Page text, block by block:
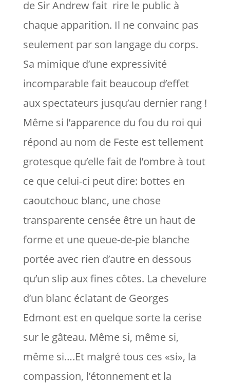
de Sir Andrew fait rire le public à
chaque apparition. Il ne convainc pas
seulement par son langage du corps.
Sa mimique d’une expressivité
incomparable fait beaucoup d’effet
aux spectateurs jusqu’au dernier rang !
Même si l’apparence du fou du roi qui
répond au nom de Feste est tellement
grotesque qu’elle fait de l’ombre à tout
ce que celui-ci peut dire: bottes en
caoutchouc blanc, une chose
transparente censée être un haut de
forme et une queue-de-pie blanche
portée avec rien d’autre en dessous
qu’un slip aux fines côtes. La chevelure
d’un blanc éclatant de Georges
Edmont est en quelque sorte la cerise
sur le gâteau. Même si, même si,
même si….Et malgré tous ces «si», la
compassion, l’étonnement et la